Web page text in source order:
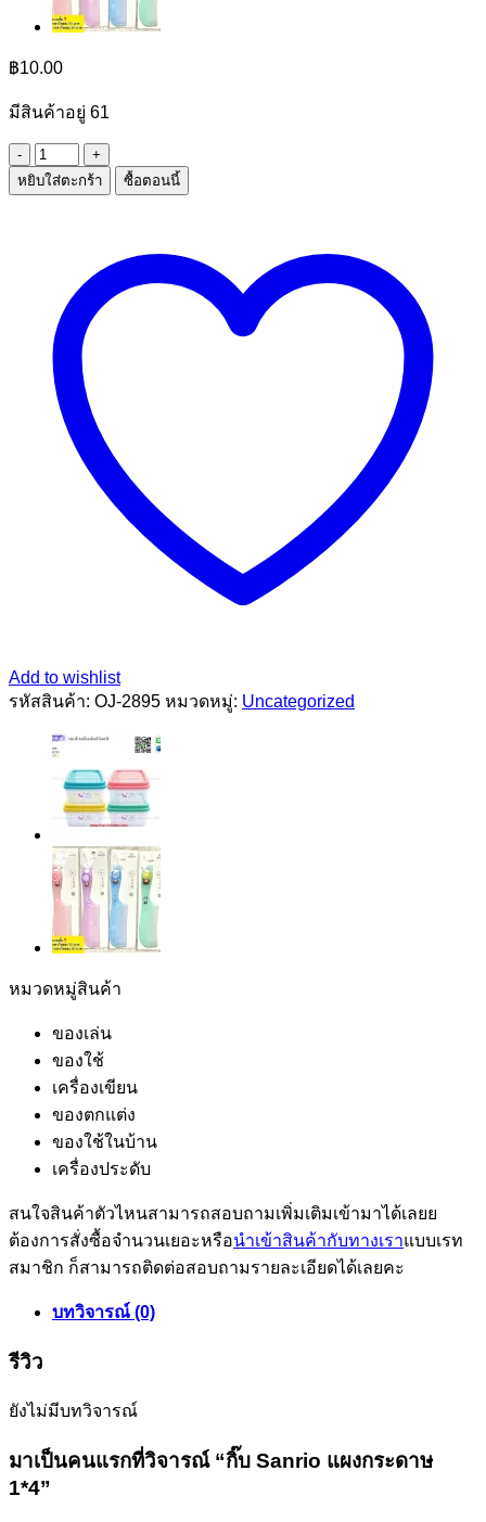
฿10.00
มีสินค้าอยู่ 61
จำนวน
กิ๊บ
หยิบใส่ตะกร้า ซื้อตอนนี้
Add to wishlist
รหัสสินค้า: OJ-2895 หมวดหมู่: Uncategorized
หมวดหมู่สินค้า
ของเล่น
ของใช้
เครื่องเขียน
ของตกแต่ง
ของใช้ในบ้าน
เครื่องประดับ
สนใจสินค้าตัวไหนสามารถสอบถามเพิ่มเติมเข้ามาได้เลยย
ต้องการสั่งซื้อจำนวนเยอะหรือนำเข้าสินค้ากับทางเราแบบเรท
สมาชิก ก็สามารถติดต่อสอบถามรายละเอียดได้เลยคะ
บทวิจารณ์ (0)
รีวิว
ยังไม่มีบทวิจารณ์
มาเป็นคนแรกที่วิจารณ์ “กิ๊บ Sanrio แผงกระดาษ
1*4”